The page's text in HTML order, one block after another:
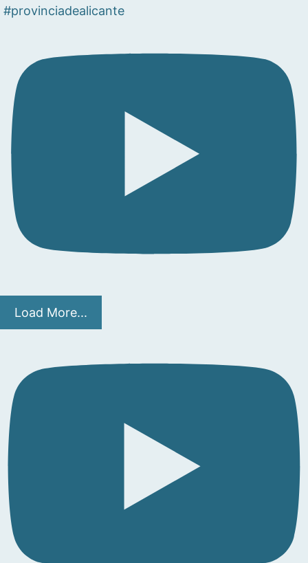
#provinciadealicante
Load More...